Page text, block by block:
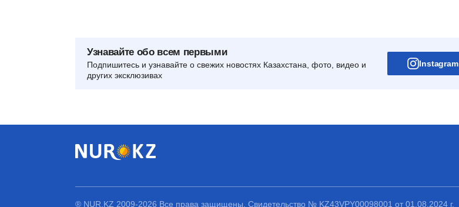
Узнавайте обо всем первыми
Подпишитесь и узнавайте о свежих новостях Казахстана, фото, видео и
других эксклюзивах
Instagram
® NUR.KZ 2009-2026 Все права защищены. Свидетельство № KZ43VPY00098001 от 01.08.2024 г.